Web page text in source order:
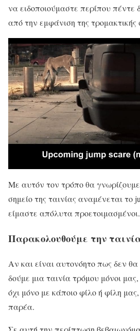
να ειδοποιούμαστε περίπου πέντε
από την εμφάνιση της τρομακτικής
Με αυτόν τον τρόπο θα γνωρίζουμε
σημείο της ταινίας αναμένεται το
είμαστε απόλυτα προετοιμασμένοι.
Παρακολουθούμε την
Αν και είναι αυτονόητο πως δεν
δούμε μια ταινία τρόμου μόνοι
όχι μόνο με κάποιο φίλο ή φίλη
παρέα.